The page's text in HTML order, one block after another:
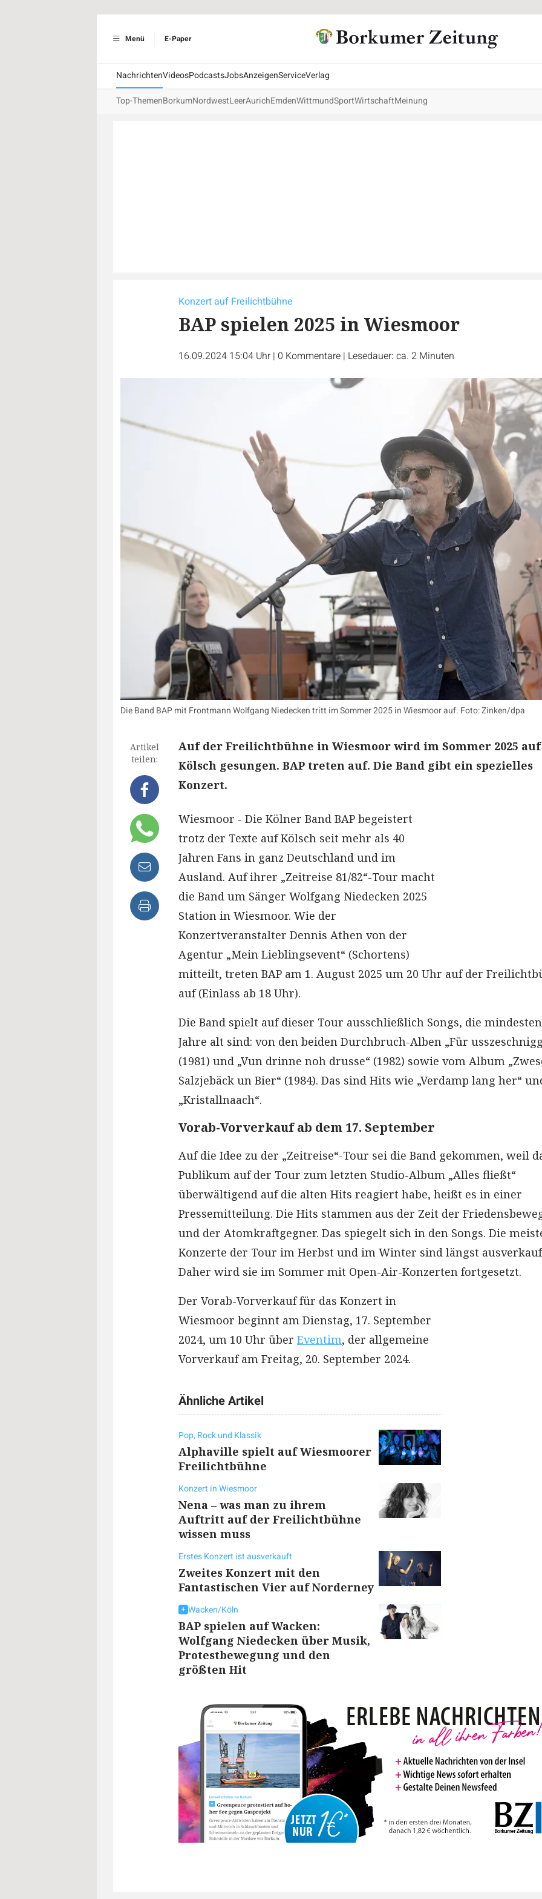
Menü E-Paper
NachrichtenVideosPodcastsJobsAnzeigenServiceVerlag
Top-ThemenBorkumNordwestLeerAurichEmdenWittmundSportWirtschaftMeinung
Konzert auf Freilichtbühne
BAP spielen 2025 in Wiesmoor
16.09.2024 15:04 Uhr | 0 Kommentare | Lesedauer: ca. 2 Minuten
Die Band BAP mit Frontmann Wolfgang Niedecken tritt im Sommer 2025 in Wiesmoor auf. Foto: Zinken/dpa
Artikel
teilen:
Auf der Freilichtbühne in Wiesmoor wird im Sommer 2025 auf
Kölsch gesungen. BAP treten auf. Die Band gibt ein spezielles
Konzert.
Wiesmoor - Die Kölner Band BAP begeistert
trotz der Texte auf Kölsch seit mehr als 40
Jahren Fans in ganz Deutschland und im
Ausland. Auf ihrer „Zeitreise 81/82“-Tour macht
die Band um Sänger Wolfgang Niedecken 2025
Station in Wiesmoor. Wie der
Konzertveranstalter Dennis Athen von der
Agentur „Mein Lieblingsevent“ (Schortens)
mitteilt, treten BAP am 1. August 2025 um 20 Uhr auf der
auf (Einlass ab 18 Uhr).
Die Band spielt auf dieser Tour ausschließlich Songs, die
Jahre alt sind: von den beiden Durchbruch-Alben „Für
(1981) und „Vun drinne noh drusse“ (1982) sowie vom Album
Salzjebäck un Bier“ (1984). Das sind Hits wie „Verdamp lang her“
„Kristallnaach“.
Vorab-Vorverkauf ab dem 17. September
Auf die Idee zu der „Zeitreise“-Tour sei die Band gekommen, weil
Publikum auf der Tour zum letzten Studio-Album „Alles fließt“
überwältigend auf die alten Hits reagiert habe, heißt es in einer
Pressemitteilung. Die Hits stammen aus der Zeit der
und der Atomkraftgegner. Das spiegelt sich in den Songs. Die
Konzerte der Tour im Herbst und im Winter sind längst
Daher wird sie im Sommer mit Open-Air-Konzerten fortgesetzt.
Der Vorab-Vorverkauf für das Konzert in
Wiesmoor beginnt am Dienstag, 17. September
2024, um 10 Uhr über Eventim, der allgemeine
Vorverkauf am Freitag, 20. September 2024.
Ähnliche Artikel
Pop, Rock und Klassik
Alphaville spielt auf Wiesmoorer
Freilichtbühne
Konzert in Wiesmoor
Nena – was man zu ihrem
Auftritt auf der Freilichtbühne
wissen muss
Erstes Konzert ist ausverkauft
Zweites Konzert mit den
Fantastischen Vier auf Norderney
Wacken/Köln
BAP spielen auf Wacken:
Wolfgang Niedecken über Musik,
Protestbewegung und den
größten Hit